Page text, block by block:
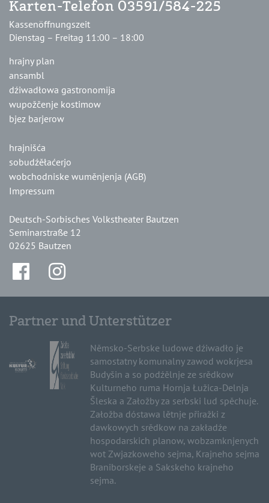
Karten-Telefon 03591/584-225
Kassenöffnungszeit
Dienstag – Freitag 11:00 – 18:00
hrajny plan
ansambl
dźiwadłowa gastronomija
wupožčenje kostimow
bjez barjerow
hrajnišća
sobudźěłaćerjo
wobchodniske wuměnjenja (AGB)
Impressum
Deutsch-Sorbisches Volkstheater Bautzen
Seminarstraße 12
02625 Bautzen
Partner und Unterstützer
Němsko-Serbske ludowe dźiwadło je
samostatny komunalny zawod wokrjesa
Budyšin a so podźělnje ze srědkow
Kulturneho ruma Hornja Łužica-Delnja
Šleska a Załožby za serbski lud spěchuje.
Załožba dóstawa lětnje přiražki z
dawkowych srědkow na zakładźe
hospodarskich planow, wobzamknjenych
wot Zwjazkoweho sejma, Krajneho sejma
Braniborskeje a Sakskeho krajneho
sejma.